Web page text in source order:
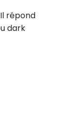
répond
dark